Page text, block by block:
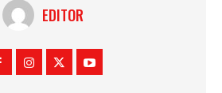
EDITOR